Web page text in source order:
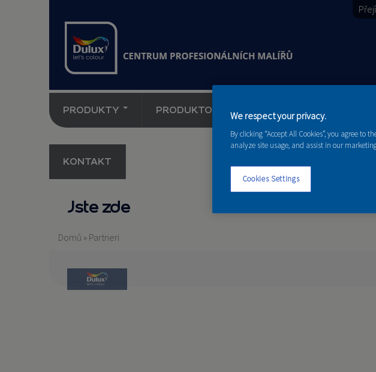
PRODUKTY PRODUKTOVÉ NOVINKY PORADENSTVÍ
KONTAKT
Jste zde
Domů » Partneri
We respect your privacy.
By clicking “Accept All Cookies”, you agree to
analyze site usage, and assist in our
Cookies Settings